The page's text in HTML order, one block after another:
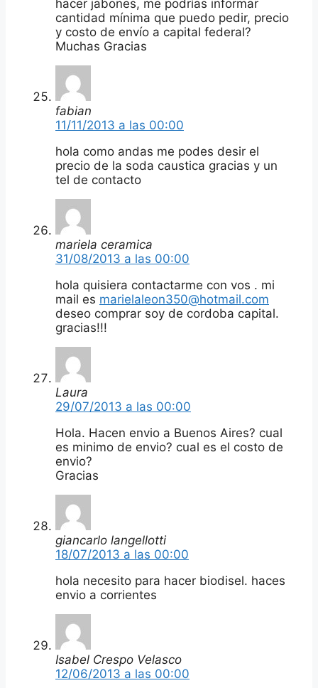
hacer jabones, me podrías informar
cantidad mínima que puedo pedir, precio
y costo de envío a capital federal?
Muchas Gracias
fabian
11/11/2013 a las 00:00
hola como andas me podes desir el
precio de la soda caustica gracias y un
tel de contacto
mariela ceramica
31/08/2013 a las 00:00
hola quisiera contactarme con vos . mi
mail es marielaleon350@hotmail.com
deseo comprar soy de cordoba capital.
gracias!!!
Laura
29/07/2013 a las 00:00
Hola. Hacen envio a Buenos Aires? cual
es minimo de envio? cual es el costo de
envio?
Gracias
giancarlo langellotti
18/07/2013 a las 00:00
hola necesito para hacer biodisel. haces
envio a corrientes
Isabel Crespo Velasco
12/06/2013 a las 00:00